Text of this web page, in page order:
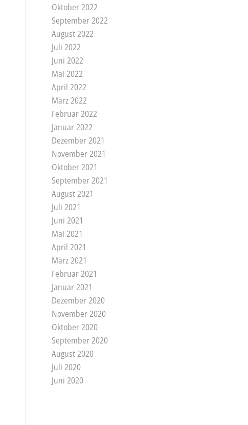
Oktober 2022
September 2022
August 2022
Juli 2022
Juni 2022
Mai 2022
April 2022
März 2022
Februar 2022
Januar 2022
Dezember 2021
November 2021
Oktober 2021
September 2021
August 2021
Juli 2021
Juni 2021
Mai 2021
April 2021
März 2021
Februar 2021
Januar 2021
Dezember 2020
November 2020
Oktober 2020
September 2020
August 2020
Juli 2020
Juni 2020